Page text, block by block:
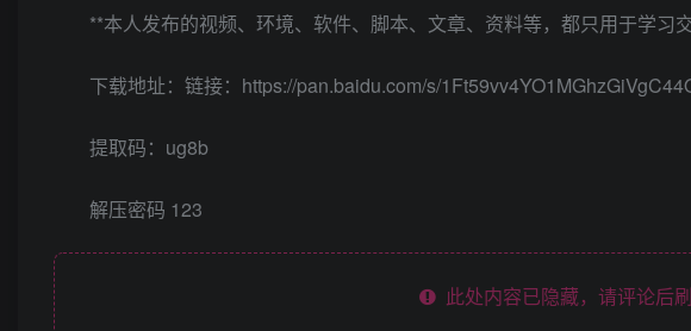
**本人发布的视频、环境、软件、脚本、文章、资料等，都只用于学习
下载地址：链接：https://pan.baidu.com/s/
提取码：ug8b
解压密码 123
此处内容已隐藏，请评论后